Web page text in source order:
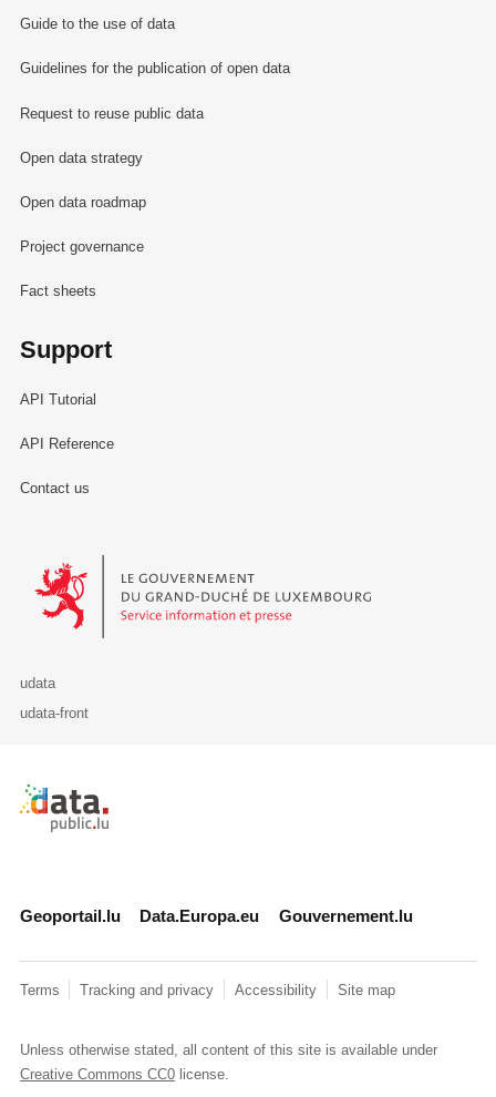
Guide to the use of data
Guidelines for the publication of open data
Request to reuse public data
Open data strategy
Open data roadmap
Project governance
Fact sheets
Support
API Tutorial
API Reference
Contact us
Le Gouvernement du Grand-Duché de Luxembourg - Service
udata
udata-front
Retour à l'accueil de data.public.lu
Geoportail.lu Data.Europa.eu Gouvernement.lu
Terms Tracking and privacy Accessibility Site map
Unless otherwise stated, all content of this site is available under
Creative Commons CC0license.